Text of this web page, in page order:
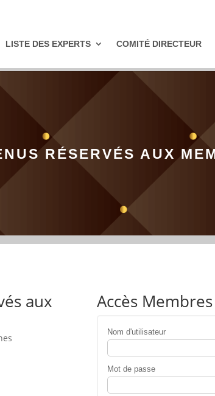
LISTE DES EXPERTS COMITÉ DIRECTEUR
RÉSERVÉS AUX
aux Accès Membres
Nom d'utilisateur
Mot de passe